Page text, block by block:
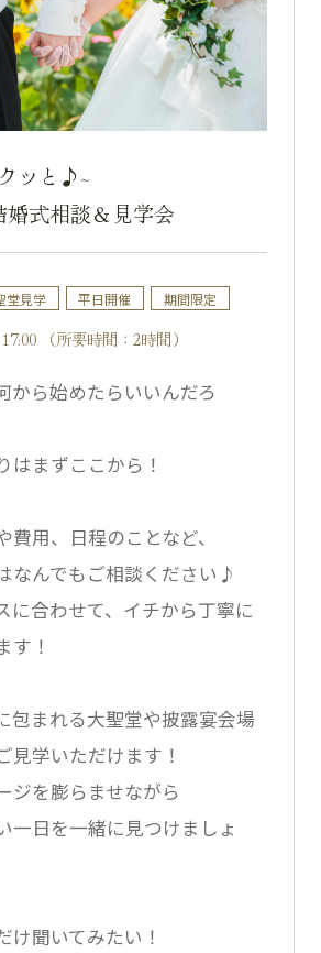
ッと♪~
婚式相談＆見学会
堂見学 平日開催 期間限定
（所要時間：2時間）
から始めたらいいんだろ
はまずここから！
費用、日程のことなど、
なんでもご相談ください♪
に合わせて、イチから丁寧に
す！
包まれる大聖堂や披露宴会場
見学いただけます！
ジを膨らませながら
一日を一緒に見つけましょ
け聞いてみたい！